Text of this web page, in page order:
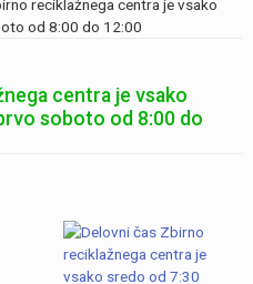
reciklažnega centra je vsako
od 8:00 do 12:00
centra je vsako
soboto od 8:00 do